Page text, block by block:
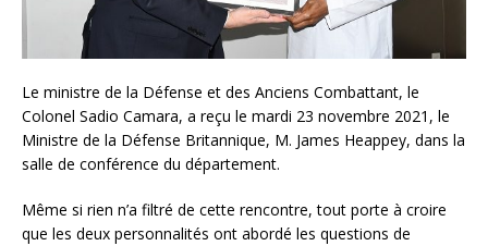
Le ministre de la Défense et des Anciens Combattant, le
Colonel Sadio Camara, a reçu le mardi 23 novembre 2021, le
Ministre de la Défense Britannique, M. James Heappey, dans la
salle de conférence du département.
Même si rien n’a filtré de cette rencontre, tout porte à croire
que les deux personnalités ont abordé les questions de